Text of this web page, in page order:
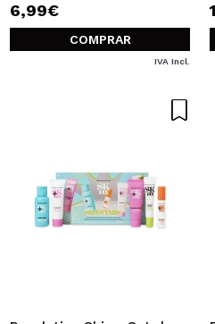
6,99€
COMPRAR
IVA Incl.